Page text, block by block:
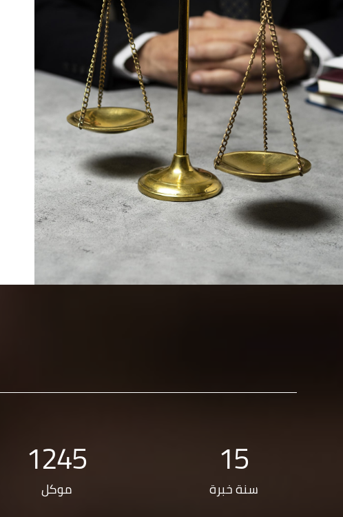
15
سنة خبرة
1245
موكل